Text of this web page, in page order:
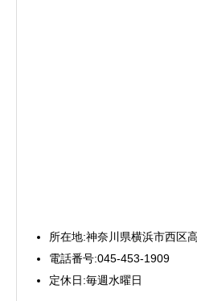
所在地:神奈川県横浜市西区
電話番号:045-453-1909
定休日:毎週水曜日